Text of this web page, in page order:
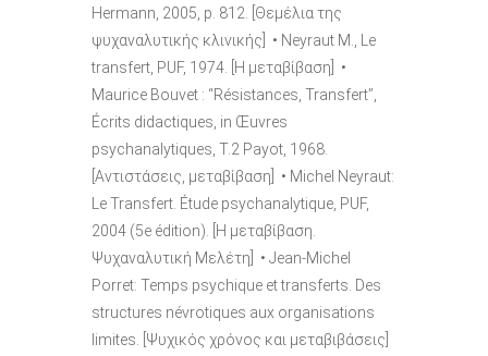
Hermann, 2005, p. 812. [Θεμέλια της
ψυχαναλυτικής κλινικής] • Neyraut M., Le
transfert, PUF, 1974. [Η μεταβίβαση] •
Maurice Bouvet : “Résistances, Transfert”,
Écrits didactiques, in Œuvres
psychanalytiques, T.2 Payot, 1968.
[Αντιστάσεις, μεταβίβαση] • Michel Neyraut:
Le Transfert. Étude psychanalytique, PUF,
2004 (5e édition). [Η μεταβίβαση.
Ψυχαναλυτική Μελέτη] • Jean-Michel
Porret: Temps psychique et transferts. Des
structures névrotiques aux organisations
limites. [Ψυχικός χρόνος και μεταβιβάσεις]